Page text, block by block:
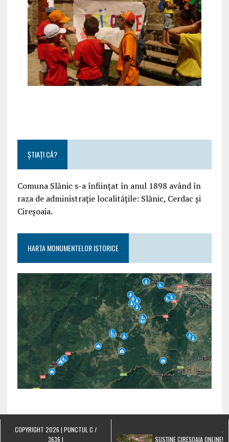
ȘTIAȚI CĂ?
Comuna Slănic s-a înființat în anul 1898 având în
raza de administrație localitățile: Slănic, Cerdac și
Cireșoaia.
HARTA MONUMENTELOR ISTORICE
COPYRIGHT 2026 | PUNCTUL C /
3636 |
SUSȚINE CIREȘOAIA ONLINE!